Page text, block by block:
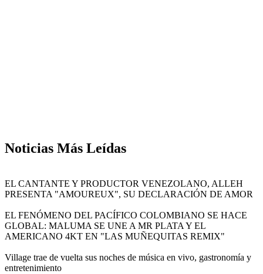
Noticias Más Leídas
EL CANTANTE Y PRODUCTOR VENEZOLANO, ALLEH
PRESENTA "AMOUREUX", SU DECLARACIÓN DE AMOR
EL FENÓMENO DEL PACÍFICO COLOMBIANO SE HACE
GLOBAL: MALUMA SE UNE A MR PLATA Y EL
AMERICANO 4KT EN "LAS MUÑEQUITAS REMIX"
Village trae de vuelta sus noches de música en vivo, gastronomía y
entretenimiento